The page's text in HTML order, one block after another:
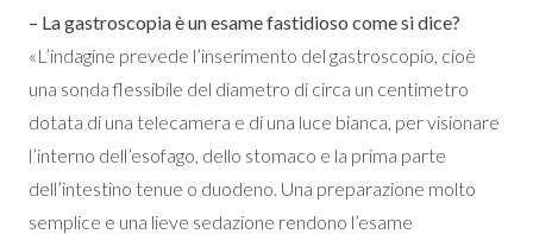
– La gastroscopia è un esame fastidioso come si dice?
«L’indagine prevede l’inserimento del gastroscopio, cioè
una sonda flessibile del diametro di circa un centimetro
dotata di una telecamera e di una luce bianca, per visionare
l’interno dell’esofago, dello stomaco e la prima parte
dell’intestino tenue o duodeno. Una preparazione molto
semplice e una lieve sedazione rendono l’esame